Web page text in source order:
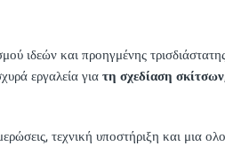
ιδεών και προηγμένης
εργαλεία για τη σχεδίαση σκίτσων
τεχνική υποστήριξη και μια